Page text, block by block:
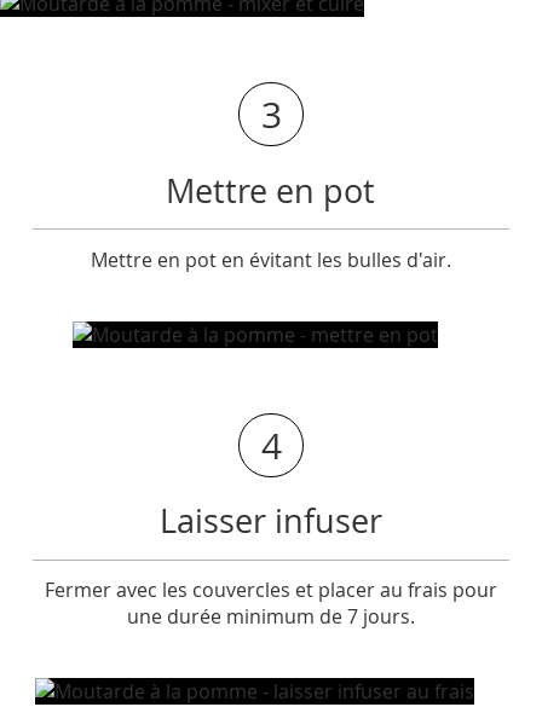
3
Mettre en pot
Mettre en pot en évitant les bulles d'air.
4
Laisser infuser
Fermer avec les couvercles et placer au frais pour
une durée minimum de 7 jours.